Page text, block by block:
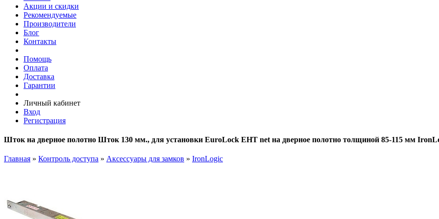
Акции и скидки
Рекомендуемые
Производители
Блог
Контакты
Помощь
Оплата
Доставка
Гарантии
Личный кабинет
Вход
Регистрация
Шток на дверное полотно Шток 130 мм., для установки EuroLock EHT net на дверное полотно толщиной 85-115 мм
Главная » Контроль доступа » Аксессуары для замков » IronLogic